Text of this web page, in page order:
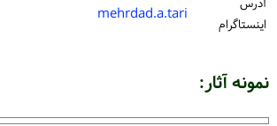
آدرس
اینستاگرام
mehrdad.a.tari
نمونه آثار: